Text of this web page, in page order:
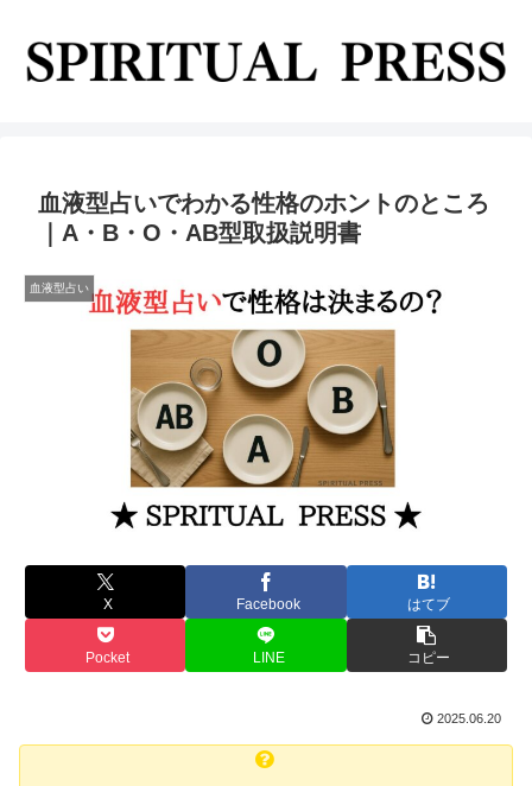
血液型占いでわかる性格のホントのところ
｜A・B・O・AB型取扱説明書
血液型占い
X Facebook はてブ
Pocket LINE コピー
2025.06.20